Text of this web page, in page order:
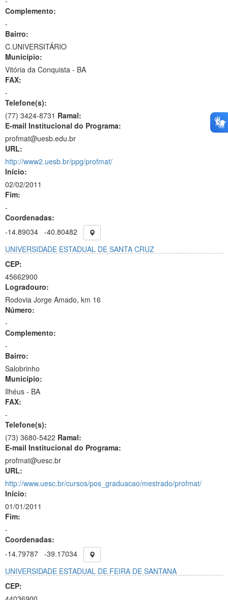
Complemento:
-
Bairro:
C.UNIVERSITÁRIO
Município:
Vitória da Conquista - BA
FAX:
-
Telefone(s):
(77) 3424-8731 Ramal:
E-mail Institucional do Programa:
profmat@uesb.edu.br
URL:
http://www2.uesb.br/ppg/profmat/
Início:
02/02/2011
Fim:
-
Coordenadas:
-14.89034 -40.80482
UNIVERSIDADE ESTADUAL DE SANTA CRUZ
CEP:
45662900
Logradouro:
Rodovia Jorge Amado, km 16
Número:
-
Complemento:
-
Bairro:
Salobrinho
Município:
Ilhéus - BA
FAX:
-
Telefone(s):
(73) 3680-5422 Ramal:
E-mail Institucional do Programa:
profmat@uesc.br
URL:
http://www.uesc.br/cursos/pos_graduacao/mestrado/profmat/
Início:
01/01/2011
Fim:
-
Coordenadas:
-14.79787 -39.17034
UNIVERSIDADE ESTADUAL DE FEIRA DE SANTANA
CEP: